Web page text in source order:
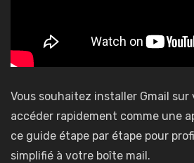
Vous souhaitez installer Gmail sur
accéder rapidement comme une
ce guide étape par étape pour
simplifié à votre boîte mail.